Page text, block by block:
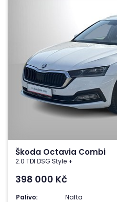
Škoda Octavia Combi
2.0 TDI DSG Style +
398 000 Kč
Palivo:
Nafta